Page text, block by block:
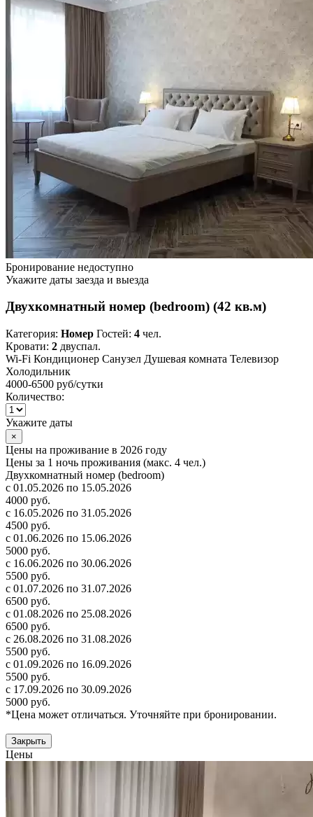
Бронирование недоступно
Укажите даты заезда и выезда
Двухкомнатный номер (bedroom) (42 кв.м)
Категория: Номер Гостей: 4 чел.
Кровати: 2 двуспал.
Wi-Fi Кондиционер Санузел Душевая комната Телевизор
Холодильник
4000-6500 руб/сутки
Количество:
Укажите даты
×
Цены на проживание в 2026 году
Цены за 1 ночь проживания (макс. 4 чел.)
Двухкомнатный номер (bedroom)
с 01.05.2026 по 15.05.2026
4000 руб.
с 16.05.2026 по 31.05.2026
4500 руб.
с 01.06.2026 по 15.06.2026
5000 руб.
с 16.06.2026 по 30.06.2026
5500 руб.
с 01.07.2026 по 31.07.2026
6500 руб.
с 01.08.2026 по 25.08.2026
6500 руб.
с 26.08.2026 по 31.08.2026
5500 руб.
с 01.09.2026 по 16.09.2026
5500 руб.
с 17.09.2026 по 30.09.2026
5000 руб.
*Цена может отличаться. Уточняйте при бронировании.
Закрыть
Цены